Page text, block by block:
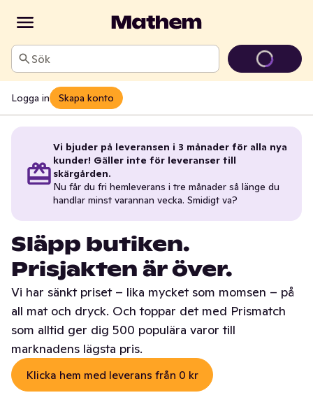
Sök
Logga in Skapa konto
Vi bjuder på leveransen i 3 månader för alla nya
kunder! Gäller inte för leveranser till
skärgården.
Nu får du fri hemleverans i tre månader så länge du
handlar minst varannan vecka. Smidigt va?
Släpp butiken.
Prisjakten är över.
Vi har sänkt priset – lika mycket som momsen – på
all mat och dryck. Och toppar det med Prismatch
som alltid ger dig 500 populära varor till
marknadens lägsta pris.
Klicka hem med leverans från 0 kr